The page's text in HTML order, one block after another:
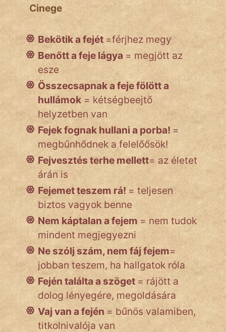
Szólások
Tréfás
IRODALOM
SZÓLÁS
KÖZMONDÁS
PSZICHO
ZENE
FILM
ÉLETMÓD
És
TÖRTÉNELEM
Népszerű szerzőink:
Cinege
Bekötik a fejét =férjhez megy
Benőtt a feje lágya = megjött az
esze
Összecsapnak a feje fölött a
hullámok = kétségbeejtő
helyzetben van
Fejek fognak hullani a porba! =
megbűnhődnek a felelőősök!
Fejvesztés terhe mellett= az életet
árán is
Fejemet teszem rá! = teljesen
biztos vagyok benne
Nem káptalan a fejem = nem tudok
mindent megjegyezni
Ne szólj szám, nem fáj fejem=
jobban teszem, ha hallgatok róla
Fején találta a szöget = rájött a
dolog lényegére, megoldására
Vaj van a fején = bűnös valamiben,
titkolnivalója van